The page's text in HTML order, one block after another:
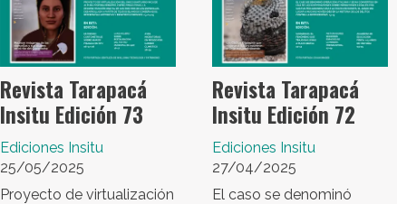
Revista Tarapacá
Insitu Edición 73
Ediciones Insitu
25/05/2025
Proyecto de virtualización
Revista Tarapacá
Insitu Edición 72
Ediciones Insitu
27/04/2025
El caso se denominó